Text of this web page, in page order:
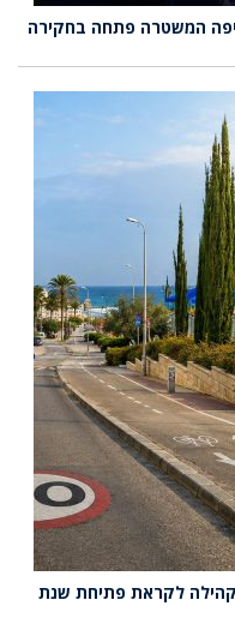
המשטרה פתחה בחקירה
לקראת פתיחת שנת